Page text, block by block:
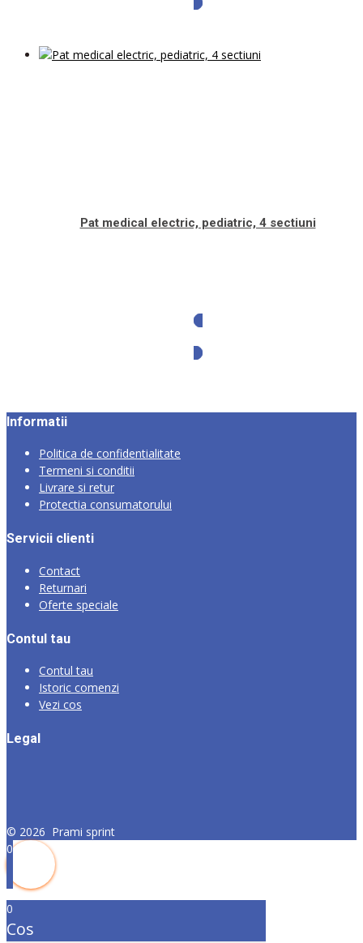
Pat medical electric, pediatric, 4 sectiuni
Informatii
Politica de confidentialitate
Termeni si conditii
Livrare si retur
Protectia consumatorului
Servicii clienti
Contact
Returnari
Oferte speciale
Contul tau
Contul tau
Istoric comenzi
Vezi cos
Legal
© 2026 Prami sprint
0
0
Cos